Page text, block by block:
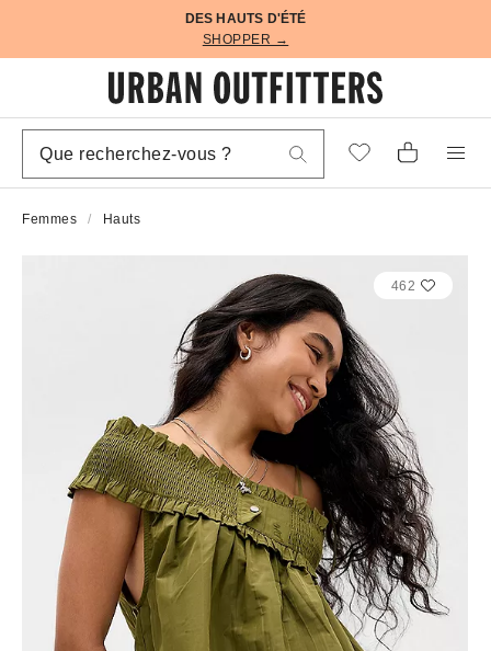
DES HAUTS D'ÉTÉ
SHOPPER →
Femmes Hauts
462